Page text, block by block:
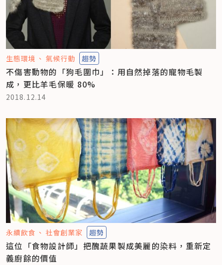
生態環境 氣候行動 趨勢
不傷害動物的「狗毛圍巾」：用自然掉落的寵物毛製
成，更比羊毛保暖 80%
2018.12.14
永續飲食 社會創業家 趨勢
這位「食物設計師」把醜蔬果製成美麗的染料，重新定
義廚餘的價值